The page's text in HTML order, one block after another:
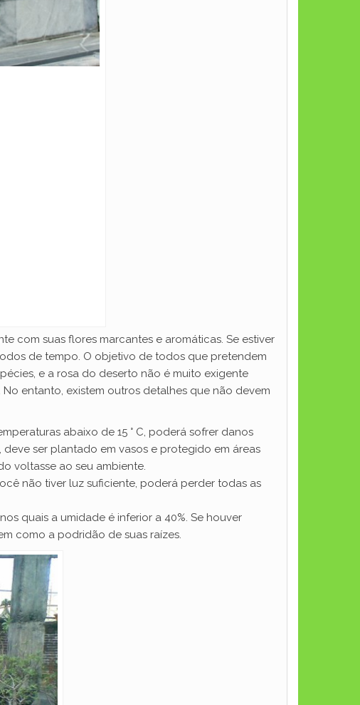
com suas flores marcantes e aromáticas. Se estiver
de tempo. O objetivo de todos que pretendem
e a rosa do deserto não é muito exigente
entanto, existem outros detalhes que não devem
abaixo de 15 ° C, poderá sofrer danos
ser plantado em vasos e protegido em áreas
voltasse ao seu ambiente.
não tiver luz suficiente, poderá perder todas as
quais a umidade é inferior a 40%. Se houver
como a podridão de suas raízes.